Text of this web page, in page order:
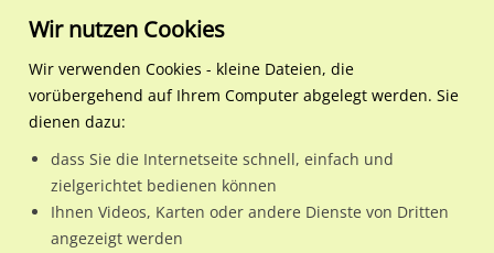
Regionale Plakatwerbung Niedersachsen
Hildesheim, Stadt
Steuerwalder Str 26/
31137 / Hildesheim, Stadt / Stadtmitte
Wir nutzen Cookies
Wir verwenden Cookies - kleine Dateien, die
vorübergehend auf Ihrem Computer abgelegt werden. Sie
dienen dazu:
dass Sie die Internetseite schnell, einfach und
zielgerichtet bedienen können
Ihnen Videos, Karten oder andere Dienste von Dritten
angezeigt werden